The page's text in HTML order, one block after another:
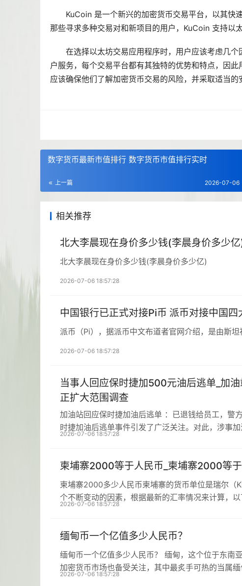
KuCoin 是一个新兴的加密货币交易平台，以其
那些寻求多种交易对和新项目的用户，KuCoin 支持以
在选择以太坊交易应用程序时，用户应该考虑几
户服务，每个交易平台都有其独特的优势和特点，因
应该确保他们了解加密货币交易的风险，并采取适当的
数字货币最新市值排行 数字货币市值排行实时
上一篇 2026-07-06
相关推荐
北大李晨现在身价多少钱(李晨身价多少
北大李晨现在身价多少钱(李晨身价多少亿)
2026-07-06 18:57:28
中国银行已正式对接Pi币 派币对接中国四
派币（Pi），据派币中文布道者官网介绍，是由斯坦
2026-07-06 18:57:28
当事人回应保时捷加500元油后逃单_加
正扩大范围调查
加油站回应保时捷加油后逃单 ：已退钱给员工，警
时捷加油后逃单事件引发了广泛关注。对此，涉事
2026-07-06 18:57:28
柬埔寨2000等于人民币_柬埔寨2000等
柬埔寨2000多少人民币柬埔寨的货币单位是瑞尔（
个不断变动的因素，根据最新的汇率情况来计算，
2026-07-06 18:57:28
缅甸币一个亿值多少人民币？
缅甸币一个亿值多少人民币？ 缅甸，这个位于东南
加密货币市场也备受关注，其中最炙手可热的当属
2026-07-06 18:57:28